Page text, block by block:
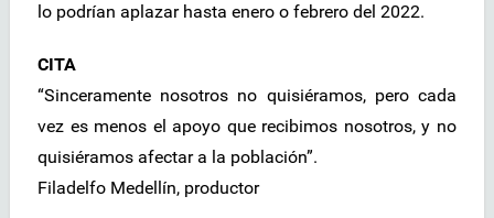
lo podrían aplazar hasta enero o febrero del 2022.
CITA
“Sinceramente nosotros no quisiéramos, pero cada
vez es menos el apoyo que recibimos nosotros, y no
quisiéramos afectar a la población”.
Filadelfo Medellín, productor